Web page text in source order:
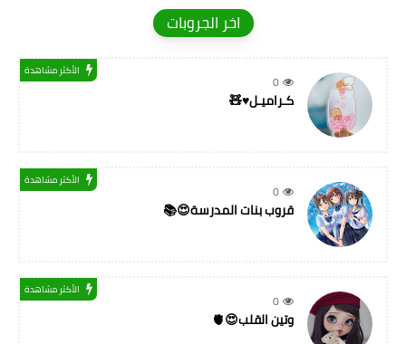
اخر الجروبات
0
الأكثر مشاهدة
كـراميـل♥🧸
0
الأكثر مشاهدة
قروب بنات المدرسة😍📚
0
الأكثر مشاهدة
وتين القلب😍🫀